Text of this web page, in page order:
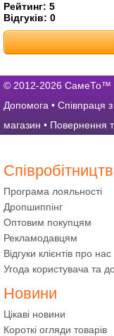
Рейтинг: 5
Відгуків: 0
© 2012-2026 СамеТо™
Допомога • Співпраця
магазин • Повернення
Програма лояльності
Дропшиппінг
Оптовим покупцям
Рекламодавцям
Відгуки клієнтів про нас
Угода користувача та
Новини
Цікаві новини
Короткі огляди товарів